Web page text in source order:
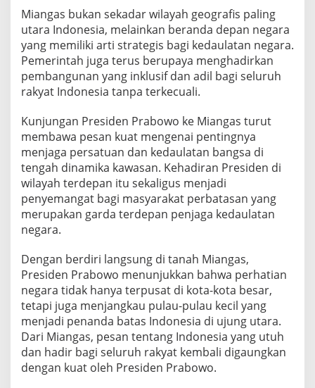
d
i
r
a
n
N
e
a
r
a
H
i
n
g
a
t
i
T
e
r
d
e
p
a
Miangas bukan sekadar wilayah geografis paling
utara Indonesia, melainkan beranda depan negara
yang memiliki arti strategis bagi kedaulatan negara.
Pemerintah juga terus berupaya menghadirkan
pembangunan yang inklusif dan adil bagi seluruh
rakyat Indonesia tanpa terkecuali.
Kunjungan Presiden Prabowo ke Miangas turut
membawa pesan kuat mengenai pentingnya
menjaga persatuan dan kedaulatan bangsa di
tengah dinamika kawasan. Kehadiran Presiden di
wilayah terdepan itu sekaligus menjadi
penyemangat bagi masyarakat perbatasan yang
merupakan garda terdepan penjaga kedaulatan
negara.
Dengan berdiri langsung di tanah Miangas,
Presiden Prabowo menunjukkan bahwa perhatian
negara tidak hanya terpusat di kota-kota besar,
tetapi juga menjangkau pulau-pulau kecil yang
menjadi penanda batas Indonesia di ujung utara.
Dari Miangas, pesan tentang Indonesia yang utuh
dan hadir bagi seluruh rakyat kembali digaungkan
dengan kuat oleh Presiden Prabowo.